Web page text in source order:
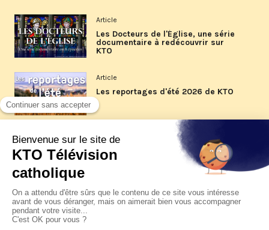
Article
Les Docteurs de l'Église, une série
documentaire à redécouvrir sur
KTO
Article
Les reportages d'été 2026 de KTO
La visite pastorale du pape Léon
XIV à Assise à suivre sur KTO le
Article
Le pape en Uruguay, Argentine et